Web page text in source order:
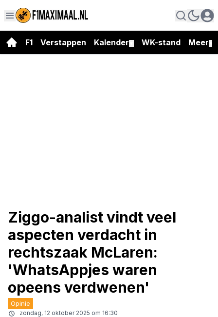
F1 Verstappen Kalender WK-stand Meer
Ziggo-analist vindt veel
aspecten verdacht in
rechtszaak McLaren:
'WhatsAppjes waren
opeens verdwenen'
Opinie
zondag, 12 oktober 2025 om 16:30